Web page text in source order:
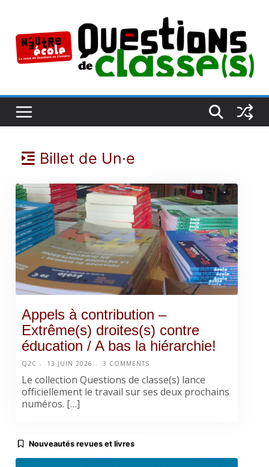
contenu
Billet de Un·e
Appels à contribution –
Extrême(s) droites(s) contre
éducation / A bas la hiérarchie!
Q2C 13 JUIN 2026 3 COMMENTS
Le collection Questions de classe(s) lance
officiellement le travail sur ses deux prochains
numéros. […]
Nouveautés revues et livres